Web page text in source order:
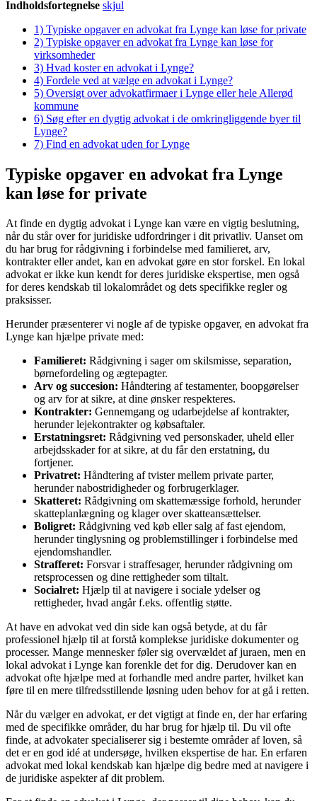
Indholdsfortegnelse skjul
1) Typiske opgaver en advokat fra Lynge kan løse for private
2) Typiske opgaver en advokat fra Lynge kan løse for
virksomheder
3) Hvad koster en advokat i Lynge?
4) Fordele ved at vælge en advokat i Lynge?
5) Oversigt over advokatfirmaer i Lynge eller hele Allerød
kommune
6) Søg efter en dygtig advokat i de omkringliggende byer til
Lynge?
7) Find en advokat uden for Lynge
Typiske opgaver en advokat fra Lynge
kan løse for private
At finde en dygtig advokat i Lynge kan være en vigtig beslutning,
når du står over for juridiske udfordringer i dit privatliv. Uanset om
du har brug for rådgivning i forbindelse med familieret, arv,
kontrakter eller andet, kan en advokat gøre en stor forskel. En lokal
advokat er ikke kun kendt for deres juridiske ekspertise, men også
for deres kendskab til lokalområdet og dets specifikke regler og
praksisser.
Herunder præsenterer vi nogle af de typiske opgaver, en advokat fra
Lynge kan hjælpe private med:
Familieret: Rådgivning i sager om skilsmisse, separation,
børnefordeling og ægtepagter.
Arv og succesion: Håndtering af testamenter, boopgørelser
og arv for at sikre, at dine ønsker respekteres.
Kontrakter: Gennemgang og udarbejdelse af kontrakter,
herunder lejekontrakter og købsaftaler.
Erstatningsret: Rådgivning ved personskader, uheld eller
arbejdsskader for at sikre, at du får den erstatning, du
fortjener.
Privatret: Håndtering af tvister mellem private parter,
herunder nabostridigheder og forbrugerklager.
Skatteret: Rådgivning om skattemæssige forhold, herunder
skatteplanlægning og klager over skatteansættelser.
Boligret: Rådgivning ved køb eller salg af fast ejendom,
herunder tinglysning og problemstillinger i forbindelse med
ejendomshandler.
Strafferet: Forsvar i straffesager, herunder rådgivning om
retsprocessen og dine rettigheder som tiltalt.
Socialret: Hjælp til at navigere i sociale ydelser og
rettigheder, hvad angår f.eks. offentlig støtte.
At have en advokat ved din side kan også betyde, at du får
professionel hjælp til at forstå komplekse juridiske dokumenter og
processer. Mange mennesker føler sig overvældet af juraen, men en
lokal advokat i Lynge kan forenkle det for dig. Derudover kan en
advokat ofte hjælpe med at forhandle med andre parter, hvilket kan
føre til en mere tilfredsstillende løsning uden behov for at gå i retten.
Når du vælger en advokat, er det vigtigt at finde en, der har erfaring
med de specifikke områder, du har brug for hjælp til. Du vil ofte
finde, at advokater specialiserer sig i bestemte områder af loven, så
det er en god idé at undersøge, hvilken ekspertise de har. En erfaren
advokat med lokal kendskab kan hjælpe dig bedre med at navigere i
de juridiske aspekter af dit problem.